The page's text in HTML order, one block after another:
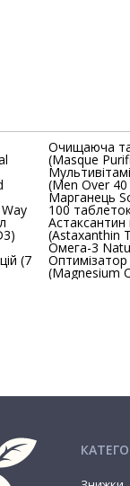
(7
Очищаюча
(Masque
(Men Over
Марганець Solgar (Chelated
100
Астаксантин
(Astaxanthin
Омега-3
(Magnesium